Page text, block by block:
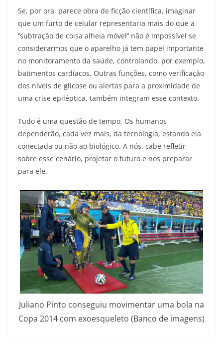
Se, por ora, parece obra de ficção científica, imaginar
que um furto de celular representaria mais do que a
‘’subtração de coisa alheia móvel’’ não é impossível se
considerarmos que o aparelho já tem papel importante
no monitoramento da saúde, controlando, por exemplo,
batimentos cardíacos. Outras funções, como verificação
dos níveis de glicose ou alertas para a proximidade de
uma crise epiléptica, também integram esse contexto.
Tudo é uma questão de tempo. Os humanos
dependerão, cada vez mais, da tecnologia, estando ela
conectada ou não ao biológico. A nós, cabe refletir
sobre esse cenário, projetar o futuro e nos preparar
para ele.
Juliano Pinto conseguiu movimentar uma bola na
Copa 2014 com exoesqueleto (Banco de imagens)